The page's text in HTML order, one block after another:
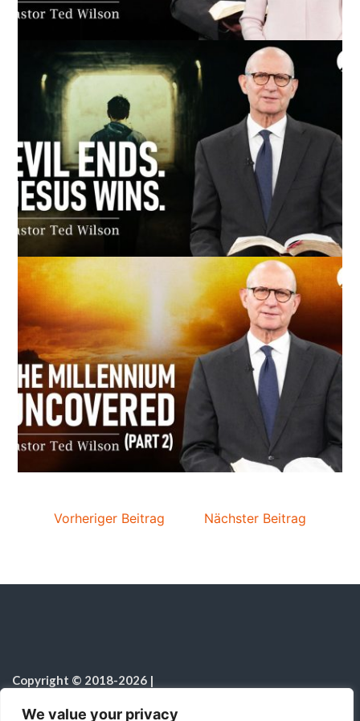
We value your privacy
Vorheriger Beitrag Nächster Beitrag
Copyright © 2018-2026 |
Alle Rechte vorbehalten|